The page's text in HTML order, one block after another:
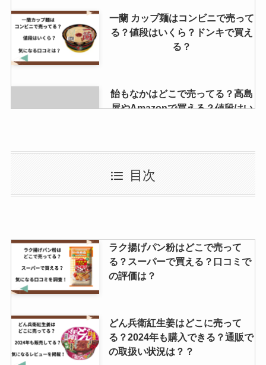
しい？どこで売ってる？
一蘭 カップ麺はコンビニで売って
る？値段はいくら？ドンキで買え
る？
飴もなかはどこで売ってる？高島
屋やAmazonで買える？値段はい
a2ミルクはどこで売ってる？成城
石井で買える？普通のミルクとの
違いはなに？
豆の蔵元はどこで買える？人気商
品はどれ？値段はいくら？
フローズンチョコバナナはどこで
売ってる？コストコやセブンイレ
ブンで買える？まずいって噂は本
目次
ラク揚げパン粉はどこで売って
る？スーパーで買える？口コミで
の評価は？
どん兵衛紅生姜はどこに売って
る？2024年も購入できる？通販で
の取扱い状況は？？